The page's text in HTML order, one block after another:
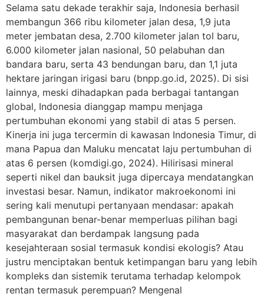
Selama satu dekade terakhir saja, Indonesia berhasil
membangun 366 ribu kilometer jalan desa, 1,9 juta
meter jembatan desa, 2.700 kilometer jalan tol baru,
6.000 kilometer jalan nasional, 50 pelabuhan dan
bandara baru, serta 43 bendungan baru, dan 1,1 juta
hektare jaringan irigasi baru (bnpp.go.id, 2025). Di sisi
lainnya, meski dihadapkan pada berbagai tantangan
global, Indonesia dianggap mampu menjaga
pertumbuhan ekonomi yang stabil di atas 5 persen.
Kinerja ini juga tercermin di kawasan Indonesia Timur, di
mana Papua dan Maluku mencatat laju pertumbuhan di
atas 6 persen (komdigi.go, 2024). Hilirisasi mineral
seperti nikel dan bauksit juga dipercaya mendatangkan
investasi besar. Namun, indikator makroekonomi ini
sering kali menutupi pertanyaan mendasar: apakah
pembangunan benar-benar memperluas pilihan bagi
masyarakat dan berdampak langsung pada
kesejahteraan sosial termasuk kondisi ekologis? Atau
justru menciptakan bentuk ketimpangan baru yang lebih
kompleks dan sistemik terutama terhadap kelompok
rentan termasuk perempuan? Mengenal